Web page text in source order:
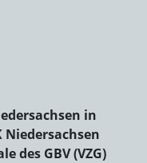
in
des GBV (VZG)